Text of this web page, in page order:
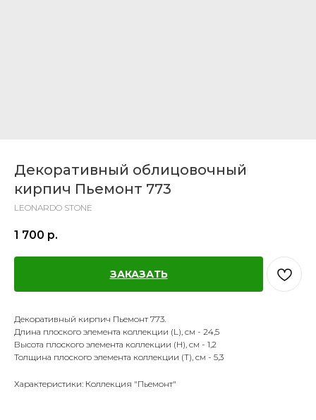
Декоративный облицовочный
кирпич Пьемонт 773
LEONARDO STONE
1 700 р.
ЗАКАЗАТЬ
Декоративный кирпич Пьемонт 773.
Длина плоского элемента коллекции (L), см - 24,5
Высота плоского элемента коллекции (H), см - 1,2
Толщина плоского элемента коллекции (T), см - 5,3
Характеристики: Коллекция "Пьемонт"